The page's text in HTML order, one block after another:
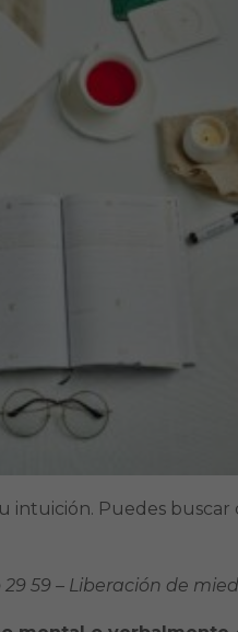
intuición. Puedes
29 59 – Liberación de